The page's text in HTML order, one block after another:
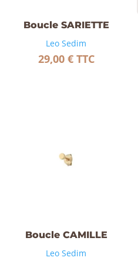
Boucle SARIETTE
Leo Sedim
29,00 € TTC
Boucle CAMILLE
Leo Sedim